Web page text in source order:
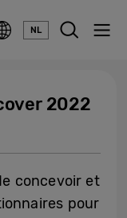
NL
2022
concevoir et
pour